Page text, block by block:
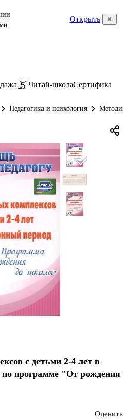
Открыть
Читай-школаСертификаты
Педагогика и психология
с детьми 2-4 лет в
по программе "От рождения
Оценить